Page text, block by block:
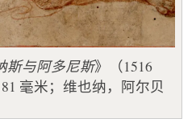
斯与阿多尼斯》（1516
毫米；维也纳，阿尔贝